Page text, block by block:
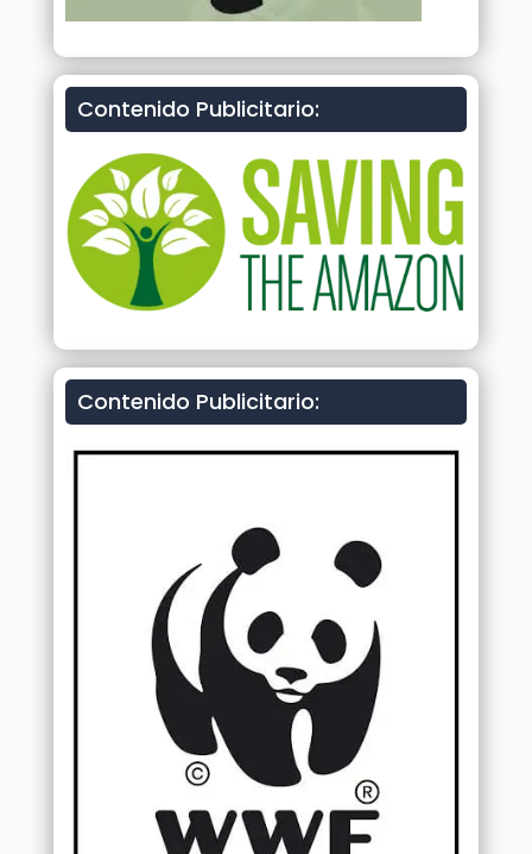
Contenido Publicitario:
Contenido Publicitario: